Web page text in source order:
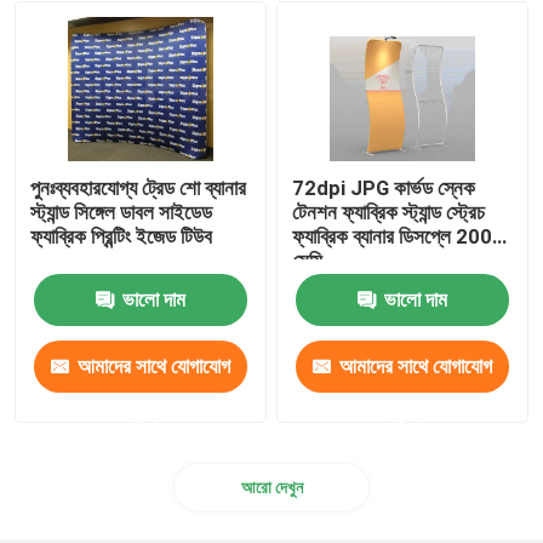
পোর্টেবল অভ্যর্থনা ডেস্ক
আউটডোর ক্যানোপি তাঁবু
ট্রেড শো বুথ দেয়াল
ট্রেড শো টেবিল নিক্ষেপ
প্রদর্শনী ব্যাকড্রপ স্ট্যান্ড
পুনঃব্যবহারযোগ্য ট্রেড শো ব্যানার
স্ট্যান্ড সিঙ্গেল ডাবল সাইডেড
ফ্যাব্রিক প্রিন্টিং ইজেড টিউব
ভালো দাম
আমাদের সাথে যোগাযোগ
72dpi JPG কার্ভড স্নেক
টেনশন ফ্যাব্রিক স্ট্যান্ড স্ট্রেচ
ফ্যাব্রিক ব্যানার ডিসপ্লে 200
সেমি
ভালো দাম
আমাদের সাথে যোগাযোগ
আরো দেখুন